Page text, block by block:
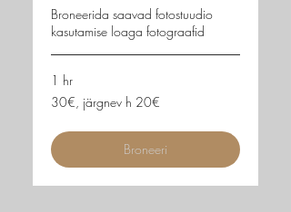
Broneerida saavad fotostuudio
kasutamise loaga fotograafid
1 hr
30€,
järgnev
30€, järgnev h 20€
Broneeri